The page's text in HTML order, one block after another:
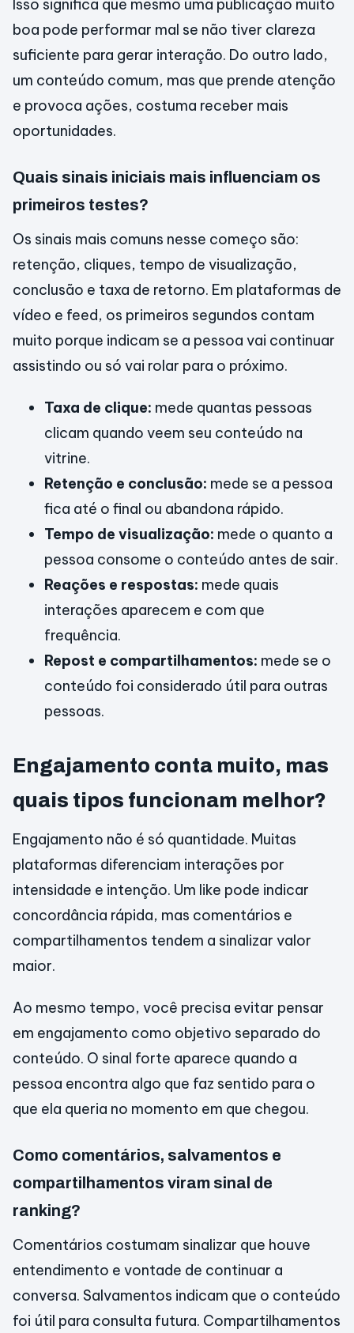
Isso significa que mesmo uma publicação muito
boa pode performar mal se não tiver clareza
suficiente para gerar interação. Do outro lado,
um conteúdo comum, mas que prende atenção
e provoca ações, costuma receber mais
oportunidades.
Quais sinais iniciais mais influenciam os
primeiros testes?
Os sinais mais comuns nesse começo são:
retenção, cliques, tempo de visualização,
conclusão e taxa de retorno. Em plataformas de
vídeo e feed, os primeiros segundos contam
muito porque indicam se a pessoa vai continuar
assistindo ou só vai rolar para o próximo.
Taxa de clique: mede quantas pessoas
clicam quando veem seu conteúdo na
vitrine.
Retenção e conclusão: mede se a pessoa
fica até o final ou abandona rápido.
Tempo de visualização: mede o quanto a
pessoa consome o conteúdo antes de sair.
Reações e respostas: mede quais
interações aparecem e com que
frequência.
Repost e compartilhamentos: mede se o
conteúdo foi considerado útil para outras
pessoas.
Engajamento conta muito, mas
quais tipos funcionam melhor?
Engajamento não é só quantidade. Muitas
plataformas diferenciam interações por
intensidade e intenção. Um like pode indicar
concordância rápida, mas comentários e
compartilhamentos tendem a sinalizar valor
maior.
Ao mesmo tempo, você precisa evitar pensar
em engajamento como objetivo separado do
conteúdo. O sinal forte aparece quando a
pessoa encontra algo que faz sentido para o
que ela queria no momento em que chegou.
Como comentários, salvamentos e
compartilhamentos viram sinal de
ranking?
Comentários costumam sinalizar que houve
entendimento e vontade de continuar a
conversa. Salvamentos indicam que o conteúdo
foi útil para consulta futura. Compartilhamentos